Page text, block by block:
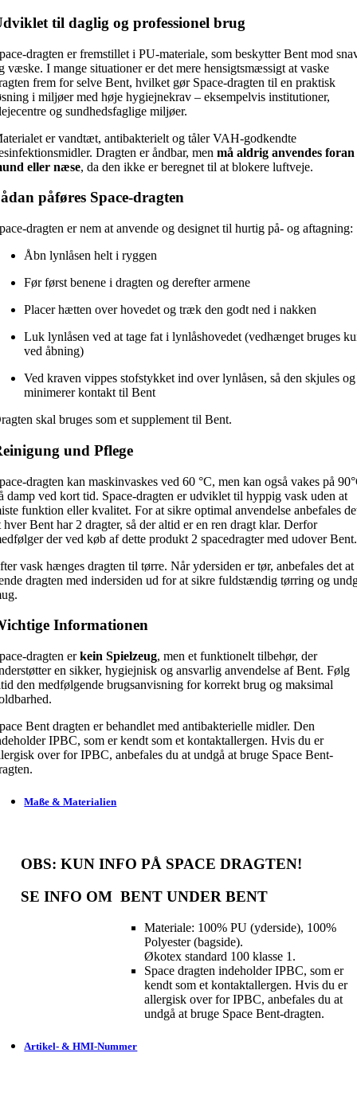
til daglig og professionel brug
dragten er fremstillet i PU-materiale, som beskytter Bent mod
væske. I mange situationer er det mere hensigtsmæssigt at vaske
frem for selve Bent, hvilket gør Space-dragten til en praktisk
i miljøer med høje hygiejnekrav – eksempelvis institutioner,
og sundhedsfaglige miljøer.
er vandtæt, antibakterielt og tåler VAH-godkendte
Dragten er åndbar, menmå aldrig anvendes foran
eller næse, da den ikke er beregnet til at blokere luftveje.
påføres Space-dragten
dragten er nem at anvende og designet til hurtig på- og aftagning:
Åbn lynlåsen helt i ryggen
Før først benene i dragten og derefter armene
Placer hætten over hovedet og træk den godt ned i nakken
Luk lynlåsen ved at tage fat i lynlåshovedet (vedhænget bruges
ved åbning)
Ved kraven vippes stofstykket ind over lynlåsen, så den skjules og
minimerer kontakt til Bent
skal bruges som et supplement til Bent.
und Pflege
dragten kan maskinvaskes ved 60 °C, men kan også vakes på
damp ved kort tid. Space-dragten er udviklet til hyppig vask uden at
funktion eller kvalitet. For at sikre optimal anvendelse anbefales
hver Bent har 2 dragter, så der altid er en ren dragt klar. Derfor
der ved køb af dette produkt 2 spacedragter med udover Bent.
vask hænges dragten til tørre. Når ydersiden er tør, anbefales det at
dragten med indersiden ud for at sikre fuldstændig tørring og
Informationen
dragten erkein Spielzeug, men et funktionelt tilbehør, der
en sikker, hygiejnisk og ansvarlig anvendelse af Bent. Følg
den medfølgende brugsanvisning for korrekt brug og maksimal
Bent dragten er behandlet med antibakterielle midler. Den
IPBC, som er kendt som et kontaktallergen. Hvis du er
over for IPBC, anbefales du at undgå at bruge Space Bent-
Maße & Materialien
KUN INFO PÅ SPACE DRAGTEN!
INFO OM BENT UNDER BENT
Materiale: 100% PU (yderside), 100%
Polyester (bagside).
Økotex standard 100 klasse 1.
Space dragten indeholder IPBC, som er
kendt som et kontaktallergen. Hvis du er
allergisk over for IPBC, anbefales du at
undgå at bruge Space Bent-dragten.
Artikel- & HMI-Nummer